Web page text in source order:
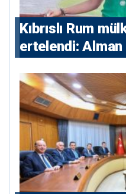
Kıbrıslı Rum
ertelendi: Alman